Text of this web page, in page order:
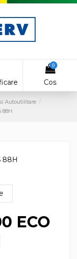
0
Cos
Autoutilitare
88H
ECO